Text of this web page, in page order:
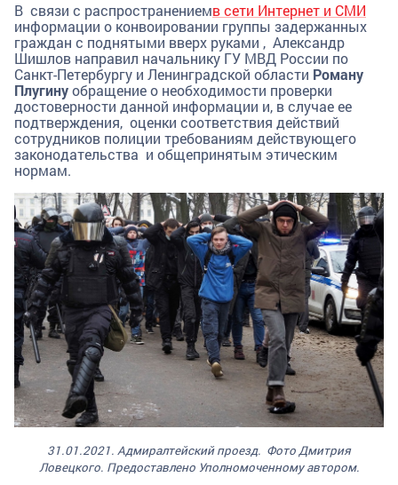
В связи с распространениемв сети Интернет и СМИ
информации о конвоировании группы задержанных
граждан с поднятыми вверх руками , Александр
Шишлов направил начальнику ГУ МВД России по
Санкт-Петербургу и Ленинградской области Роману
Плугинуобращение о необходимости проверки
достоверности данной информации и, в случае ее
подтверждения, оценки соответствия действий
сотрудников полиции требованиям действующего
законодательства и общепринятым этическим
нормам.
31.01.2021. Адмиралтейский проезд. Фото Дмитрия
Ловецкого. Предоставлено Уполномоченному автором.